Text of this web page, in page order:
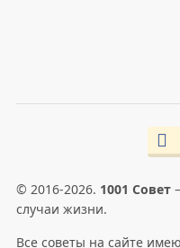
© 2016-2026. 1001 Совет
случаи жизни.
Все советы на сайте